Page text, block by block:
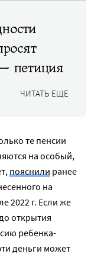
петиция
ЧИТАТЬ ЕЩЕ
те пенсии
на особый,
пояснили ранее
на
2022 г. Если же
открытия
ребенка-
деньги может